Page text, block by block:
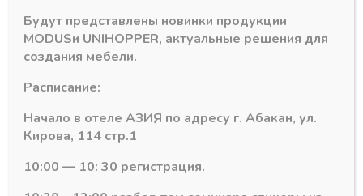
Будут представлены новинки продукции
MODUSи UNIHOPPER, актуальные решения для
создания мебели.
Расписание:
Начало в отеле АЗИЯ по адресу г. Абакан, ул.
Кирова, 114 стр.1
10:00 — 10: 30 регистрация.